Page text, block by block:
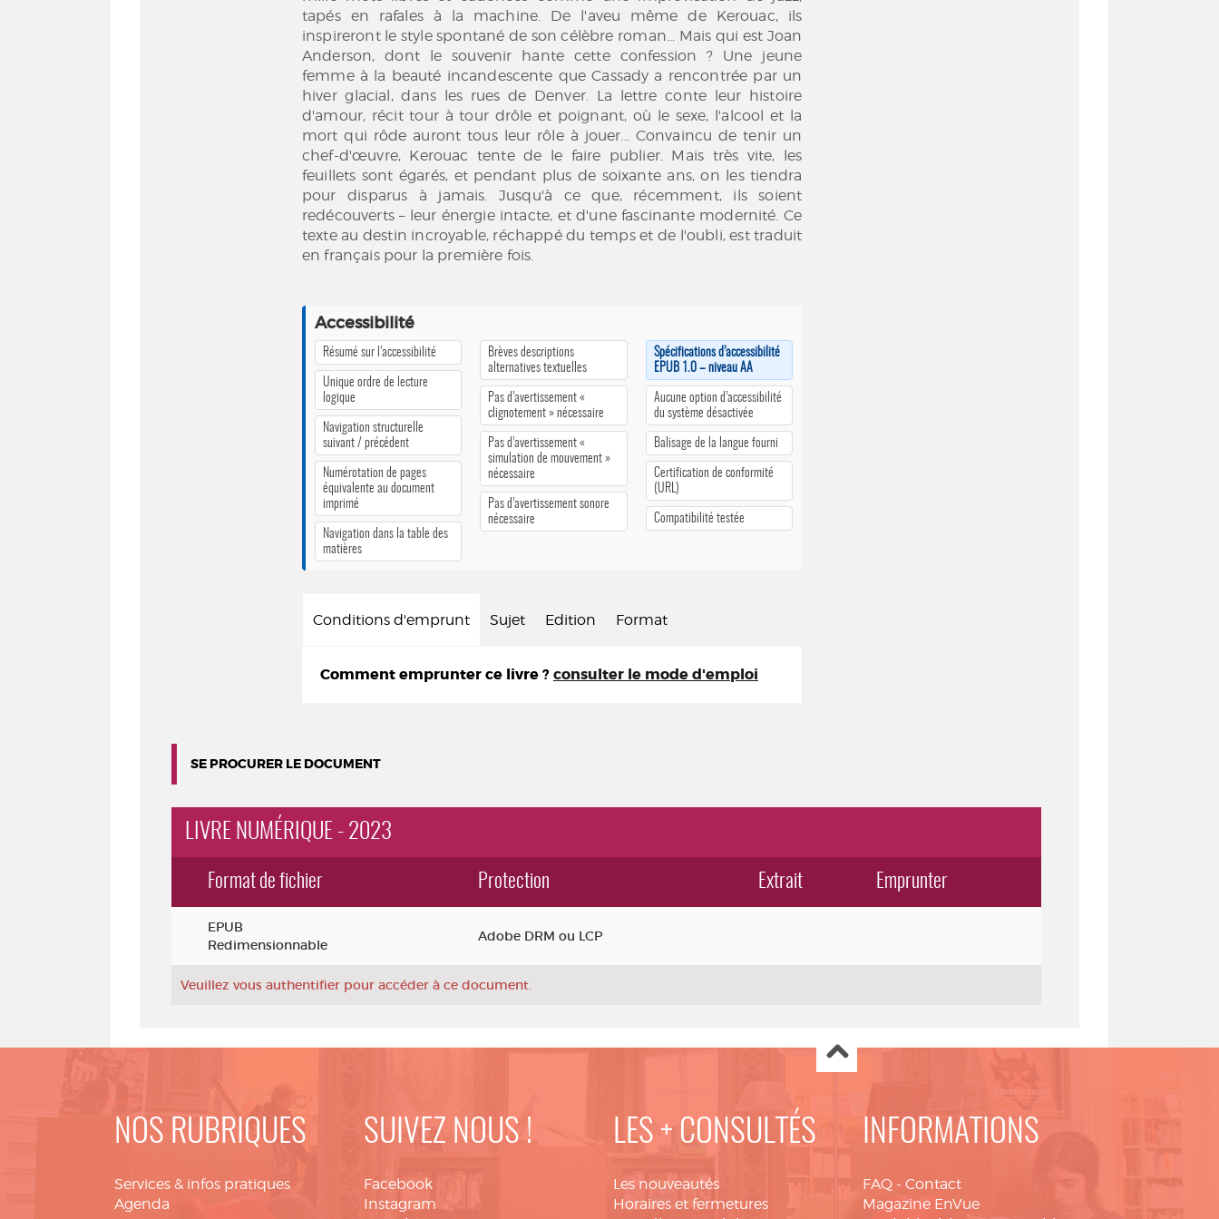
tapés en rafales à la machine. De l'aveu même de Kerouac, ils
inspireront le style spontané de son célèbre roman... Mais qui est Joan
Anderson, dont le souvenir hante cette confession ? Une jeune
femme à la beauté incandescente que Cassady a rencontrée par un
hiver glacial, dans les rues de Denver. La lettre conte leur histoire
d'amour, récit tour à tour drôle et poignant, où le sexe, l'alcool et la
mort qui rôde auront tous leur rôle à jouer... Convaincu de tenir un
chef-d'œuvre, Kerouac tente de le faire publier. Mais très vite, les
feuillets sont égarés, et pendant plus de soixante ans, on les tiendra
pour disparus à jamais. Jusqu'à ce que, récemment, ils soient
redécouverts – leur énergie intacte, et d'une fascinante modernité. Ce
texte au destin incroyable, réchappé du temps et de l'oubli, est traduit
en français pour la première fois.
Accessibilité
Résumé sur l’accessibilité
Unique ordre de lecture
logique
Navigation structurelle
suivant / précédent
Numérotation de pages
équivalente au document
imprimé
Navigation dans la table des
matières
Brèves descriptions
alternatives textuelles
Pas d’avertissement «
clignotement » nécessaire
Pas d’avertissement «
simulation de mouvement »
nécessaire
Pas d’avertissement sonore
nécessaire
Spécifications d’accessibilité
EPUB 1.0 – niveau AA
Aucune option d’accessibilité
du système désactivée
Balisage de la langue fourni
Certification de conformité
(URL)
Compatibilité testée
Conditions d'emprunt Sujet Edition Format
Comment emprunter ce livre ? consulter le mode d'emploi
SE PROCURER LE DOCUMENT
LIVRE NUMÉRIQUE - 2023
Exemplaires
Format de fichier Protection Extrait Emprunter
EPUB
Redimensionnable
Adobe DRM ou LCP
Veuillez vous authentifier pour accéder à ce document.
NOS RUBRIQUES
Services & infos pratiques
Agenda
SUIVEZ NOUS !
Facebook
Instagram
LES + CONSULTÉS
Les nouveautés
Horaires et fermetures
INFORMATIONS
FAQ - Contact
Magazine EnVue